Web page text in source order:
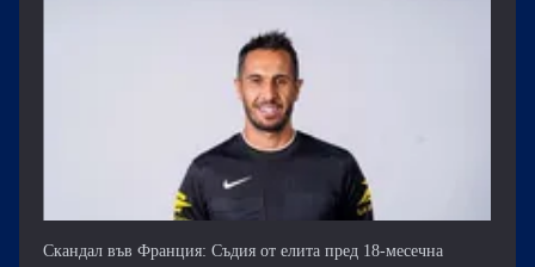
Скандал във Франция: Съдия от елита пред 18-месечна